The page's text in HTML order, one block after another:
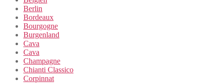
Berlin
Bordeaux
Bourgogne
Burgenland
Cava
Cava
Champagne
Chianti Classico
Corpinnat